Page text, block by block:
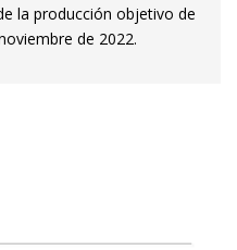
la producción objetivo de
de 2022.